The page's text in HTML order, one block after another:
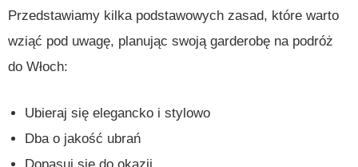
Przedstawiamy kilka podstawowych zasad, które warto
wziąć pod uwagę, planując swoją garderobę na podróż
do Włoch:
Ubieraj się elegancko i stylowo
Dba o jakość ubrań